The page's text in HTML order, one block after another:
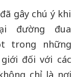
gây chú ý khi
đường đua
trong những
đối với các
chỉ là nơi